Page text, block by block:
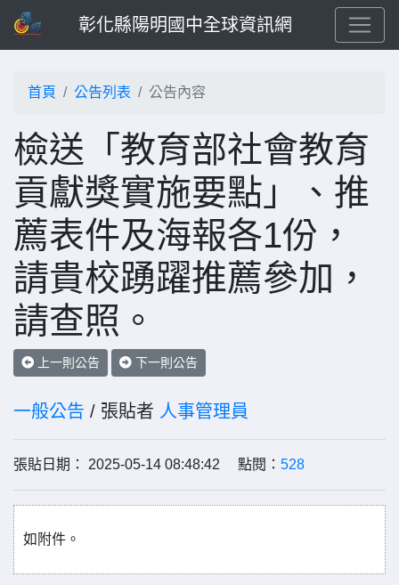
彰化縣陽明國中全球資訊網
首頁 公告列表 公告內容
檢送「教育部社會教育
貢獻獎實施要點」、推
薦表件及海報各1份，
請貴校踴躍推薦參加，
請查照。
上一則公告 下一則公告
一般公告 / 張貼者 人事管理員
張貼日期： 2025-05-14 08:48:42 點閱： 528
如附件。